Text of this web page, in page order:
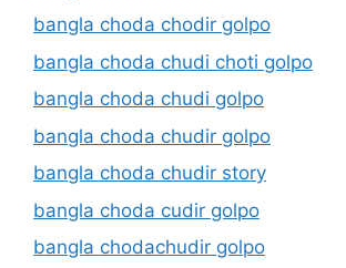
bangla choda chodir golpo
bangla choda chudi choti golpo
bangla choda chudi golpo
bangla choda chudir golpo
bangla choda chudir story
bangla choda cudir golpo
bangla chodachudir golpo